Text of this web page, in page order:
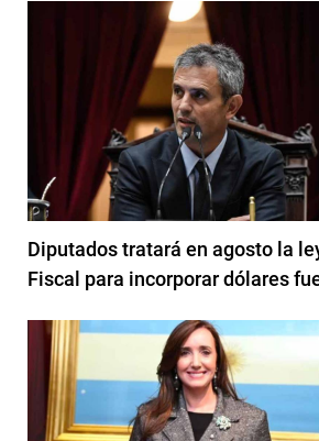
Diputados tratará en agosto la
Fiscal para incorporar dólares